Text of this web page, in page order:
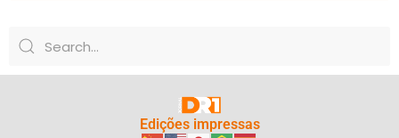
Edições impressas